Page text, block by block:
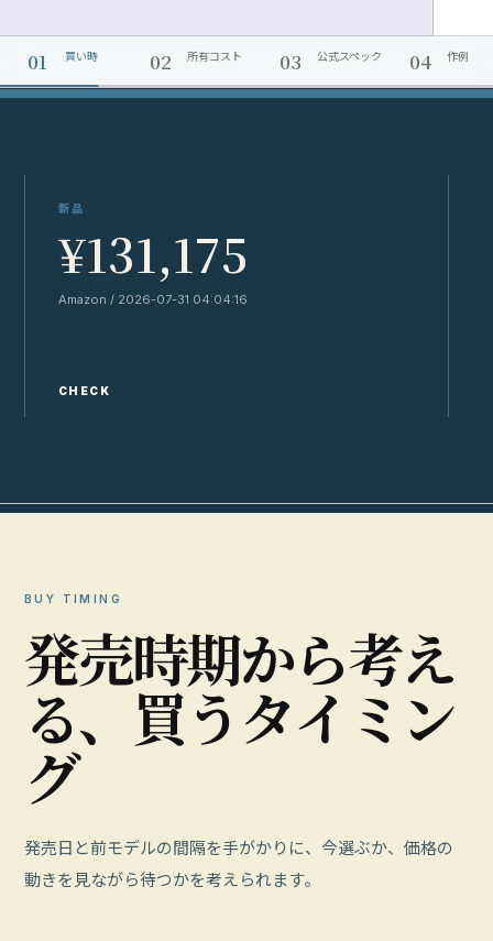
01 買い時 02 所有コスト 03 公式スペック 04 作例
新品
¥131,175
Amazon / 2026-07-31 04:04:16
CHECK
BUY TIMING
発売時期から考え
る、 買うタイ ミ ン
グ
発売日と前モデルの間隔を手がかりに、今選ぶか、価格の
動きを見ながら待つかを考えられます。